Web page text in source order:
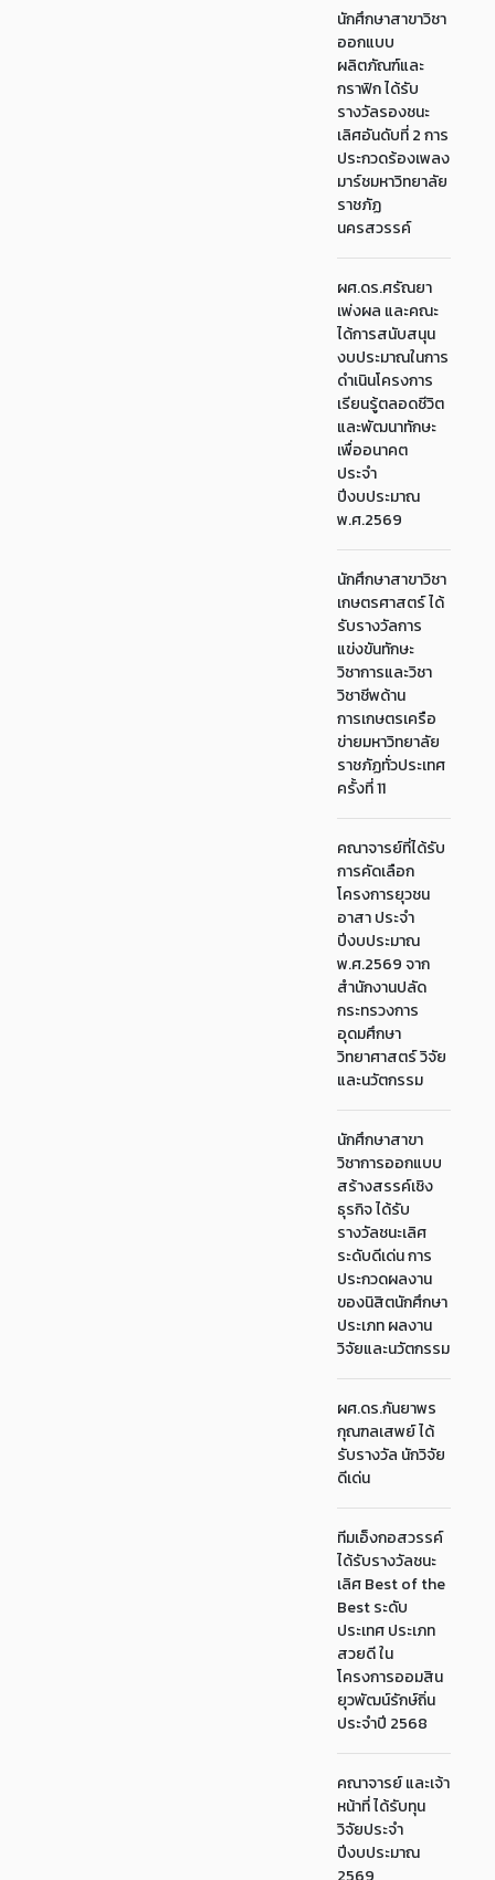
นักศึกษาสาขาวิชา
ออกแบบ
ผลิตภัณฑ์และ
กราฟิก ได้รับ
รางวัลรองชนะ
เลิศอันดับที่ 2 การ
ประกวดร้องเพลง
มาร์ชมหาวิทยาลัย
ราชภัฏ
นครสวรรค์
ผศ.ดร.ศรัณยา
เพ่งผล และคณะ
ได้การสนับสนุน
งบประมาณในการ
ดำเนินโครงการ
เรียนรู้ตลอดชีวิต
และพัฒนาทักษะ
เพื่ออนาคต
ประจำ
ปีงบประมาณ
พ.ศ.2569
นักศึกษาสาขาวิชา
เกษตรศาสตร์ ได้
รับรางวัลการ
แข่งขันทักษะ
วิชาการและวิชา
วิชาชีพด้าน
การเกษตรเครือ
ข่ายมหาวิทยาลัย
ราชภัฏทั่วประเทศ
ครั้งที่ 11
คณาจารย์ที่ได้รับ
การคัดเลือก
โครงการยุวชน
อาสา ประจำ
ปีงบประมาณ
พ.ศ.2569 จาก
สำนักงานปลัด
กระทรวงการ
อุดมศึกษา
วิทยาศาสตร์ วิจัย
และนวัตกรรม
นักศึกษาสาขา
วิชาการออกแบบ
สร้างสรรค์เชิง
ธุรกิจ ได้รับ
รางวัลชนะเลิศ
ระดับดีเด่น การ
ประกวดผลงาน
ของนิสิตนักศึกษา
ประเภท ผลงาน
วิจัยและนวัตกรรม
ผศ.ดร.กันยาพร
กุณฑลเสพย์ ได้
รับรางวัล นักวิจัย
ดีเด่น
ทีมเอ็งกอสวรรค์
ได้รับรางวัลชนะ
เลิศ Best of the
Best ระดับ
ประเทศ ประเภท
สวยดี ใน
โครงการออมสิน
ยุวพัฒน์รักษ์ถิ่น
ประจำปี 2568
คณาจารย์ และเจ้า
หน้าที่ ได้รับทุน
วิจัยประจำ
ปีงบประมาณ